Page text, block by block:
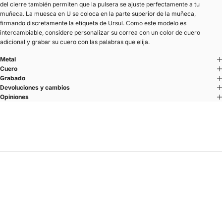
del cierre también permiten que la pulsera se ajuste perfectamente a tu
muñeca. La muesca en U se coloca en la parte superior de la muñeca,
firmando discretamente la etiqueta de Ursul. Como este modelo es
intercambiable, considere personalizar su correa con un color de cuero
adicional y grabar su cuero con las palabras que elija.
Metal
Cuero
Grabado
Devoluciones y cambios
Opiniones